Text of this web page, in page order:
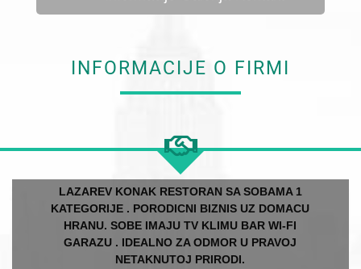
INFORMACIJE O FIRMI
LAZAREV KONAK RESTORAN SA SOBAMA 1
KATEGORIJE . PORODICNI BIZNIS UZ DOMACU
HRANU. SOBE IMAJU TV KLIMU BAR WI-FI
GARAZU . IDEALNO ZA ODMOR U PRAVOJ
NETAKNUTOJ PRIRODI.